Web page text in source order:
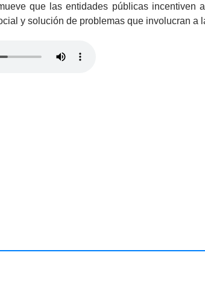
que las entidades públicas
y solución de problemas que involucran